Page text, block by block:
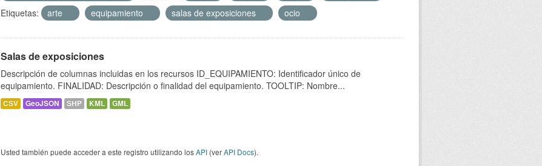
Etiquetas:
arte equipamiento salas de exposiciones ocio
Salas de exposiciones
Descripción de columnas incluidas en los recursos ID_EQUIPAMIENTO: Identificador único de
equipamiento. FINALIDAD: Descripción o finalidad del equipamiento. TOOLTIP: Nombre...
CSV GeoJSON SHP KML GML
Usted también puede acceder a este registro utilizando losAPI (verAPI Docs).